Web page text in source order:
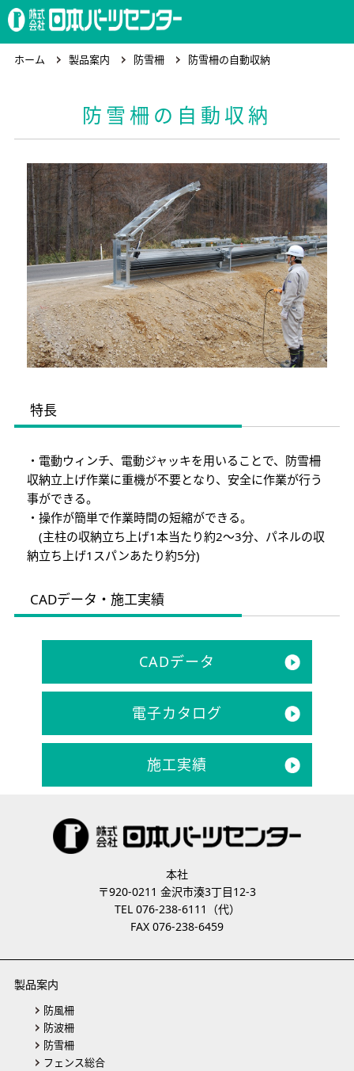
ホーム
製品案内
会社概要
求人情報
お問合わせ
ホーム 製品案内 防雪柵 防雪柵の自動収納
防雪柵の自動収納
特長
・電動ウィンチ、電動ジャッキを用いることで、防雪柵
収納立上げ作業に重機が不要となり、安全に作業が行う
事ができる。
・操作が簡単で作業時間の短縮ができる。
(主柱の収納立ち上げ1本当たり約2〜3分、パネルの収
納立ち上げ1スパンあたり約5分)
CADデータ・施工実績
CADデータ
電子カタログ
施工実績
本社
〒920-0211 金沢市湊3丁目12-3
TEL 076-238-6111（代）
FAX 076-238-6459
製品案内
防風柵
防波柵
防雪柵
フェンス総合